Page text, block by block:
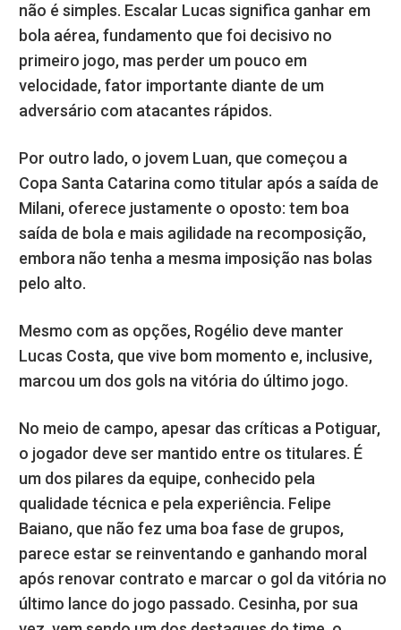
não é simples. Escalar Lucas significa ganhar em
bola aérea, fundamento que foi decisivo no
primeiro jogo, mas perder um pouco em
velocidade, fator importante diante de um
adversário com atacantes rápidos.
Por outro lado, o jovem Luan, que começou a
Copa Santa Catarina como titular após a saída de
Milani, oferece justamente o oposto: tem boa
saída de bola e mais agilidade na recomposição,
embora não tenha a mesma imposição nas bolas
pelo alto.
Mesmo com as opções, Rogélio deve manter
Lucas Costa, que vive bom momento e, inclusive,
marcou um dos gols na vitória do último jogo.
No meio de campo, apesar das críticas a Potiguar,
o jogador deve ser mantido entre os titulares. É
um dos pilares da equipe, conhecido pela
qualidade técnica e pela experiência. Felipe
Baiano, que não fez uma boa fase de grupos,
parece estar se reinventando e ganhando moral
após renovar contrato e marcar o gol da vitória no
último lance do jogo passado. Cesinha, por sua